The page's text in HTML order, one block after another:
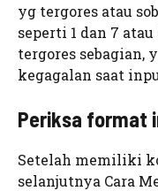
yg tergores atau
seperti 1 dan 7
tergores sebagian,
kegagalan saat
Periksa format
Setelah memiliki
selanjutnya Cara